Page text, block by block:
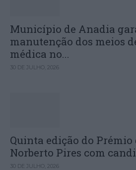
Município de Anadia
manutenção dos meios
médica no...
30 DE JULHO, 2026
Quinta edição do Prémio
Norberto Pires com
30 DE JULHO, 2026